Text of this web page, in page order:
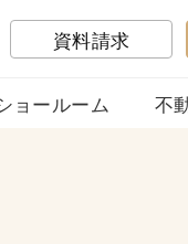
資料請求
ョールーム 不